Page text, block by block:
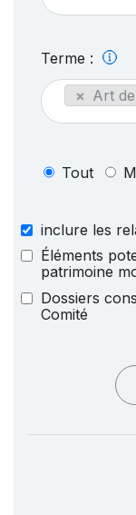
Terme :
× Art
Tout
inclure les
Éléments
patrimoine
Dossiers
Comité